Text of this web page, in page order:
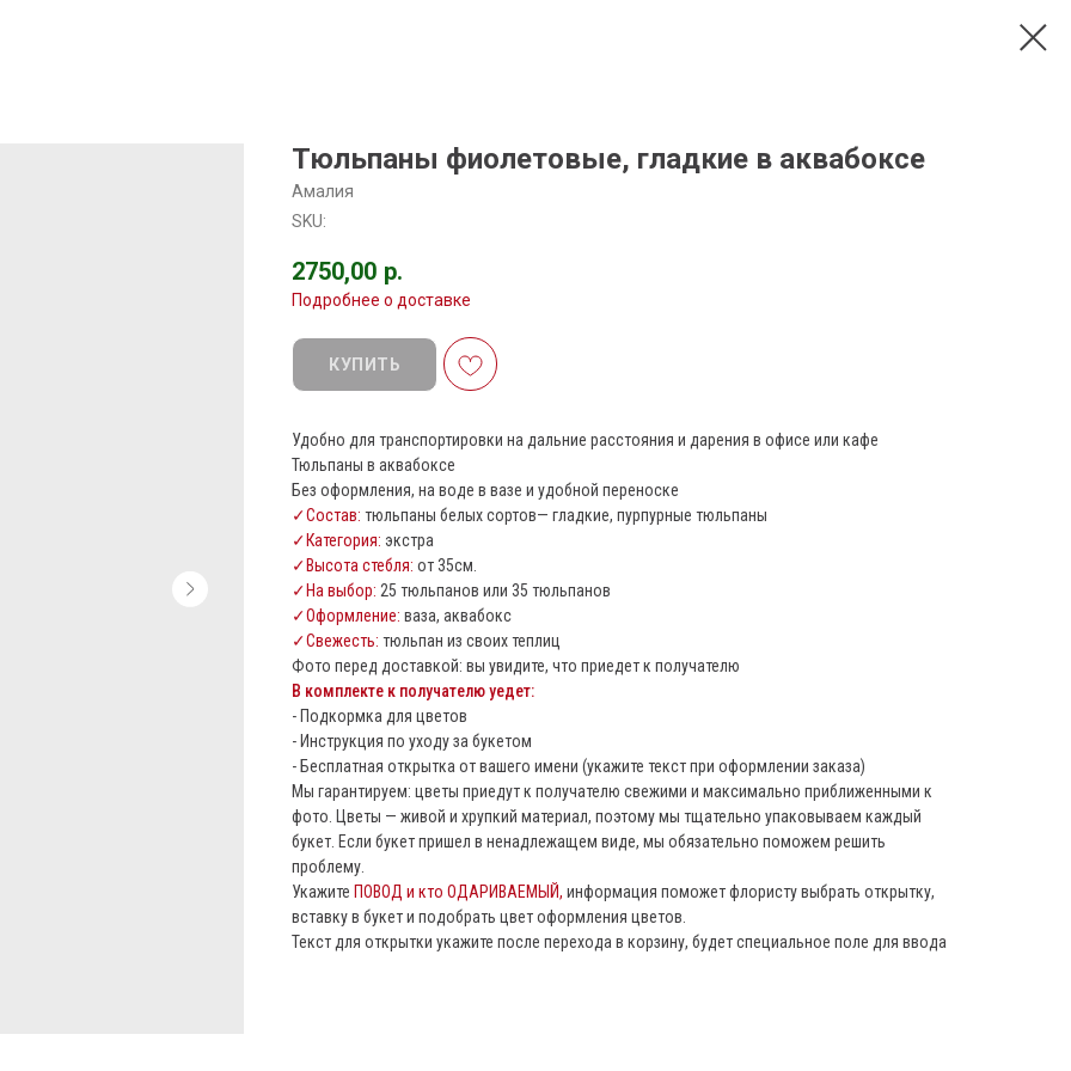
Тюльпаны фиолетовые, гладкие в аквабоксе
Амалия
SKU:
2750,00 р.
Подробнее о доставке
КУПИТЬ
Удобно для транспортировки на дальние расстояния и дарения в офисе или кафе
Тюльпаны в аквабоксе
Без оформления, на воде в вазе и удобной переноске
✓Состав: тюльпаны белых сортов— гладкие, пурпурные тюльпаны
✓Категория: экстра
✓Высота стебля: от 35см.
✓На выбор: 25 тюльпанов или 35 тюльпанов
✓Оформление: ваза, аквабокс
✓Свежесть: тюльпан из своих теплиц
Фото перед доставкой: вы увидите, что приедет к получателю
В комплекте к получателю уедет:
- Подкормка для цветов
- Инструкция по уходу за букетом
- Бесплатная открытка от вашего имени (укажите текст при оформлении заказа)
Мы гарантируем: цветы приедут к получателю свежими и максимально приближенными к
фото. Цветы — живой и хрупкий материал, поэтому мы тщательно упаковываем каждый
букет. Если букет пришел в ненадлежащем виде, мы обязательно поможем решить
проблему.
Укажите ПОВОД и кто ОДАРИВАЕМЫЙ, информация поможет флористу выбрать открытку,
вставку в букет и подобрать цвет оформления цветов.
Текст для открытки укажите после перехода в корзину, будет специальное поле для ввода